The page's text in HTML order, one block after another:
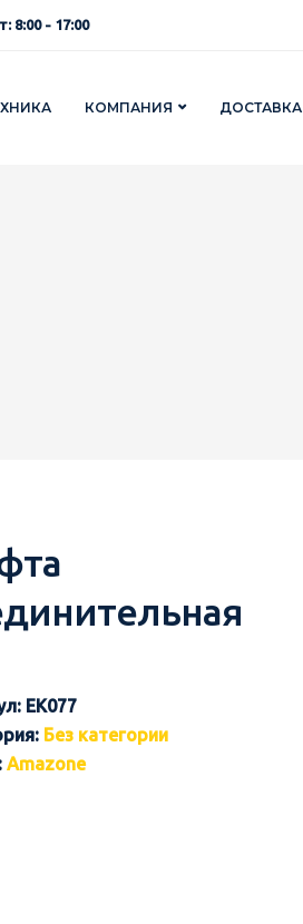
8:00 - 17:00
КОМПАНИЯ ДОСТАВКА
EK077
Без категории
Amazone